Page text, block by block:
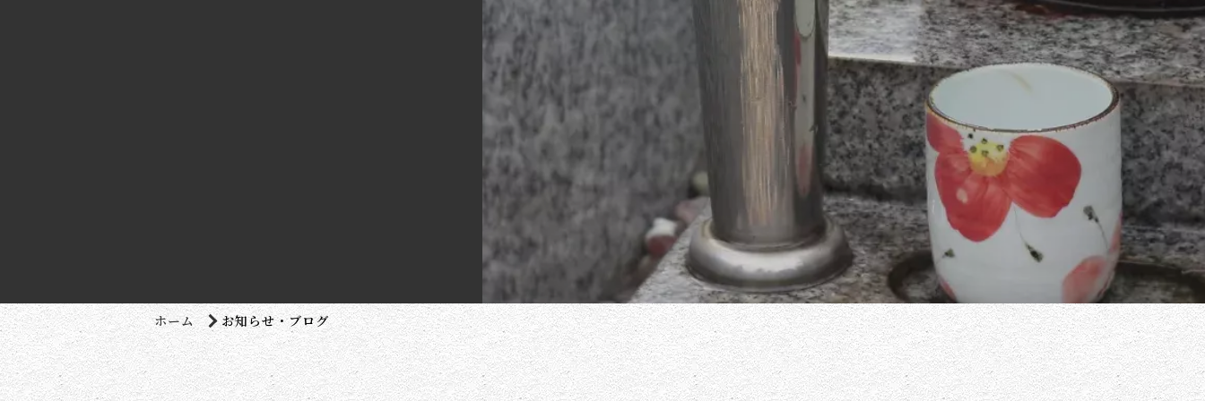
ホーム お知らせ・ブログ